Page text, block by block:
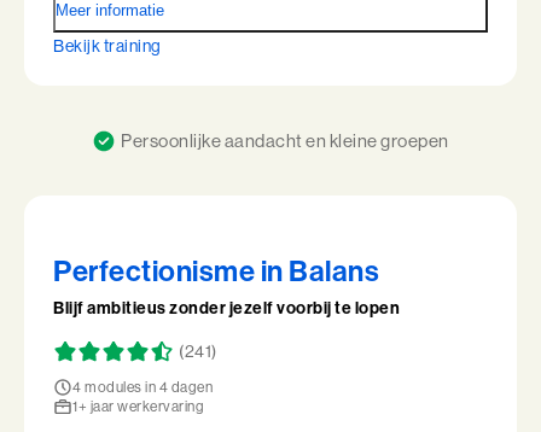
Invloed in Complexiteit
Jouw Kracht in Culturele Diversiteit
Leiderschap en Reflectie in de Publieke Sector
Leiderschap en Reflectie in de Publieke Sector (BaakBoost)
Meer informatie
Bekijk training
Persoonlijke aandacht en kleine groepen
Perfectionisme in Balans
Blijf ambitieus zonder jezelf voorbij te lopen
(241)
4 modules in 4 dagen
1+ jaar werkervaring